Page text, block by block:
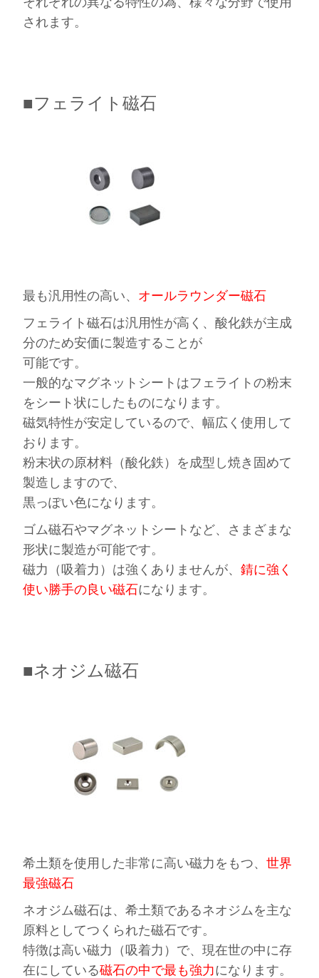
されます。
■フェライト磁石
最も汎用性の高い、 オールラウンダー磁石
フェライト磁石は汎用性が高く 、酸化鉄が主成
分のため安価に製造することが
可能です。
一般的なマグネットシートはフェライトの粉末
をシート状にしたものになります。
磁気特性が安定しているので、幅広く使用して
おります。
粉末状の原材料（酸化鉄）を成型し焼き固めて
製造しますので、
黒っぽい色になります。
ゴム磁石やマグネットシートなど、さまざまな
形状に製造が可能です。
磁力（吸着力）は強くありませんが、 錆に強く
使い勝手の良い磁石になります。
■ネオジム磁石
希土類を使用した非常に高い磁力をもつ、 世界
最強磁石
ネオジム磁石は、希土類であるネオジムを主な
原料としてつくられた磁石です。
特徴は高い磁力（吸着力）で、現在世の中に存
在にしている磁石の中で最も強力になります。